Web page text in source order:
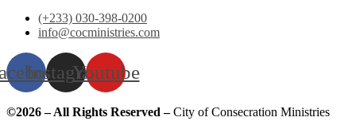
(+233) 030-398-0200
info@cocministries.com
InstagramYoutube
©2026 – All Rights Reserved –City of Consecration Ministries